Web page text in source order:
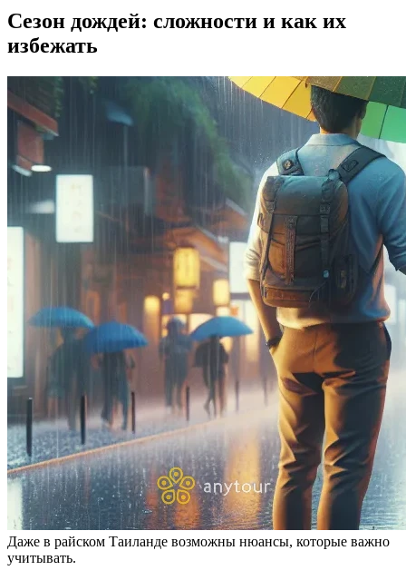
Сезон дождей: сложности и как их
избежать
Даже в райском Таиланде возможны нюансы, которые важно
учитывать.